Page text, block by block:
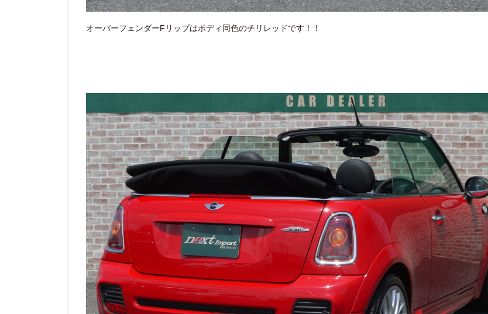
オーバーフェンダーFリップはボディ同色のチリレッドです！！